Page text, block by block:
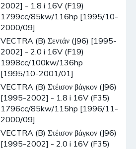
2002] - 1.8 i 16V (F19)
1799cc/85kw/116hp [1995/10-
2000/09]
VECTRA (B) Σεντάν (J96) [1995-
2002] - 2.0 i 16V (F19)
1998cc/100kw/136hp
[1995/10-2001/01]
VECTRA (B) Στέισον βάγκον (J96)
[1995-2002] - 1.8 i 16V (F35)
1796cc/85kw/115hp [1996/11-
2000/09]
VECTRA (B) Στέισον βάγκον (J96)
[1995-2002] - 2.0 i 16V (F35)